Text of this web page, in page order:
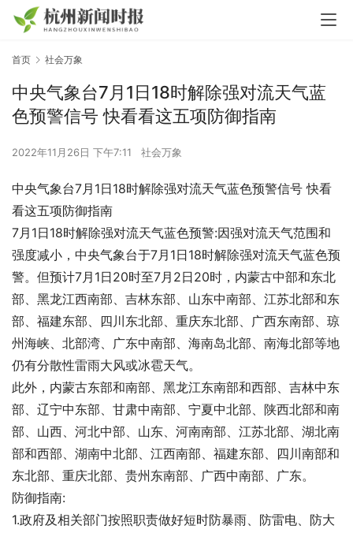
首页 社会万象
中央气象台7月1日18时解除强对流天气蓝
色预警信号 快看看这五项防御指南
2022年11月26日 下午7:11 社会万象
中央气象台7月1日18时解除强对流天气蓝色预警信号 快看
看这五项防御指南
7月1日18时解除强对流天气蓝色预警:因强对流天气范围和
强度减小，中央气象台于7月1日18时解除强对流天气蓝色预
警。但预计7月1日20时至7月2日20时，内蒙古中部和东北
部、黑龙江西南部、吉林东部、山东中南部、江苏北部和东
部、福建东部、四川东北部、重庆东北部、广西东南部、琼
州海峡、北部湾、广东中南部、海南岛北部、南海北部等地
仍有分散性雷雨大风或冰雹天气。
此外，内蒙古东部和南部、黑龙江东南部和西部、吉林中东
部、辽宁中东部、甘肃中南部、宁夏中北部、陕西北部和南
部、山西、河北中部、山东、河南南部、江苏北部、湖北南
部和西部、湖南中北部、江西南部、福建东部、四川南部和
东北部、重庆北部、贵州东南部、广西中南部、广东。
防御指南:
1.政府及相关部门按照职责做好短时防暴雨、防雷电、防大